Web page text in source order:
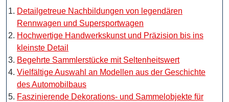
Detailgetreue Nachbildungen von legendären
Rennwagen und Supersportwagen
Hochwertige Handwerkskunst und Präzision bis ins
kleinste Detail
Begehrte Sammlerstücke mit Seltenheitswert
Vielfältige Auswahl an Modellen aus der Geschichte
des Automobilbaus
Faszinierende Dekorations- und Sammelobjekte für